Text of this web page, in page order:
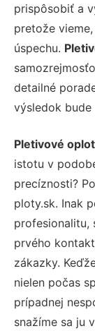
prispôsobiť a
pretože
úspechu.
detailné
výsledok bude
Pletivové
istotu v
precíznosti?
ploty.sk. Inak
profesionalitu,
prvého
zákazky.
nielen počas
prípadnej
snažíme sa ju